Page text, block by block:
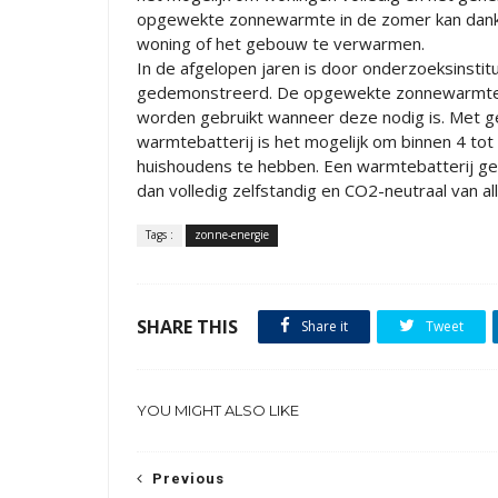
opgewekte zonnewarmte in de zomer kan
woning of het gebouw te verwarmen.
In de afgelopen jaren is door
gedemonstreerd. De opgewekte
worden gebruikt wanneer deze nodig is. Met
warmtebatterij is het mogelijk om binnen 4
huishoudens te hebben. Een warmtebatterij
dan volledig zelfstandig en CO2-neutraal van
Tags : zonne-energie
SHARE THIS Share it Tweet
YOU MIGHT ALSO LIKE
Previous